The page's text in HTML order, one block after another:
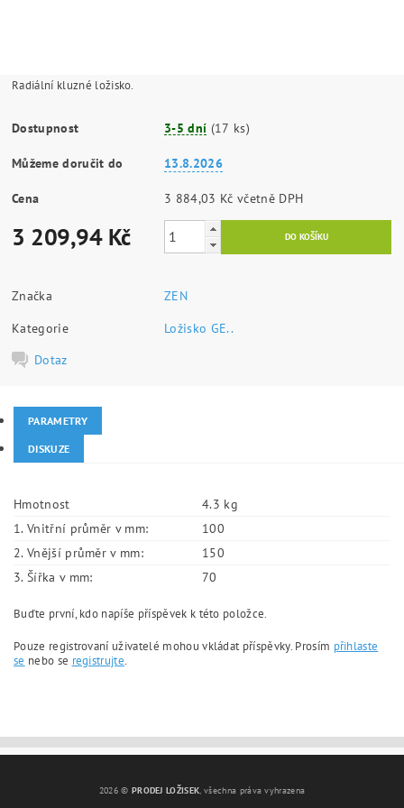
Radiální kluzné ložisko.
Dostupnost 3-5 dní (17 ks)
Můžeme doručit do 13.8.2026
Cena 3 884,03 Kč včetně DPH
3 209,94 Kč
Značka
ZEN
Kategorie
Ložisko GE..
Dotaz
PARAMETRY
DISKUZE
Hmotnost
4.3 kg
1. Vnitřní průměr v mm:
100
2. Vnější průměr v mm:
150
3. Šířka v mm:
70
Buďte první, kdo napíše příspěvek k této položce.
Pouze registrovaní uživatelé mohou vkládat příspěvky. Prosím přihlaste
se nebo se registrujte.
2026 © PRODEJ LOŽISEK, všechna práva vyhrazena